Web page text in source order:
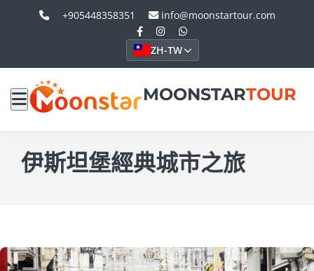
+905448358351 info@moonstartour.com
ZH-TW
MOONSTARTOUR
伊斯坦堡經典城市之旅